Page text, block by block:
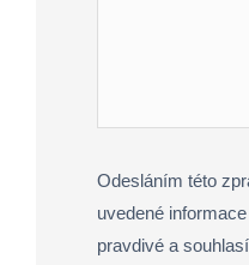
Odesláním této
uvedené
pravdivé a